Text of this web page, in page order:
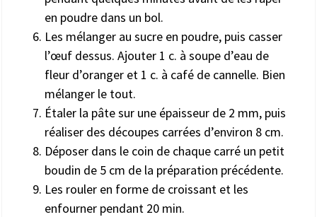
en poudre dans un bol.
Les mélanger au sucre en poudre, puis casser
l’œuf dessus. Ajouter 1 c. à soupe d’eau de
fleur d’oranger et 1 c. à café de cannelle. Bien
mélanger le tout.
Étaler la pâte sur une épaisseur de 2 mm, puis
réaliser des découpes carrées d’environ 8 cm.
Déposer dans le coin de chaque carré un petit
boudin de 5 cm de la préparation précédente.
Les rouler en forme de croissant et les
enfourner pendant 20 min.